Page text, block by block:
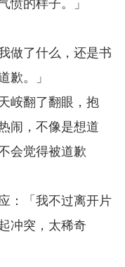
愤的样子。」
做了什么，还是书
歉。」
峖翻了翻眼，抱
闹，不像是想道
会觉得被道歉
：「我不过离开片
冲突，太稀奇